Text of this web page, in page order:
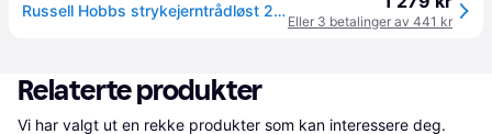
Russell Hobbs strykejerntrådløst 2026020
Eller 3 betalinger av 441 kr
Relaterte produkter